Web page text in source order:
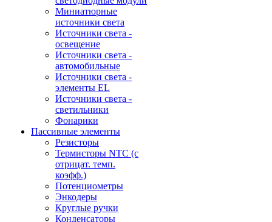
Миниатюрные
источники света
Источники света -
освещение
Источники света -
автомобильные
Источники света -
элементы EL
Источники света -
светильники
Фонарики
Пассивные элементы
Резисторы
Термисторы NTC (с
отрицат. темп.
коэфф.)
Потенциометры
Энкодеры
Круглые ручки
Конденсаторы